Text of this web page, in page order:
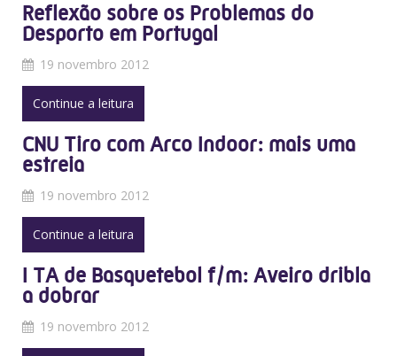
Reflexão sobre os Problemas do
Desporto em Portugal
19 novembro 2012
Continue a leitura
CNU Tiro com Arco Indoor: mais uma
estreia
19 novembro 2012
Continue a leitura
I TA de Basquetebol f/m: Aveiro dribla
a dobrar
19 novembro 2012